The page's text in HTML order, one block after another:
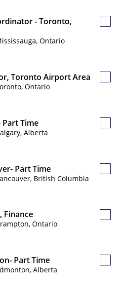
- Toronto,
Ontario
Toronto Airport Area
Ontario
Part Time
Alberta
Part Time
British Columbia
Finance
Ontario
Part Time
Alberta